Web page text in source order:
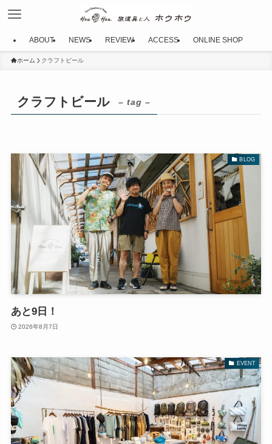
ABOUT NEWS REVIEW ACCESS ONLINE SHOP
ホーム クラフトビール
クラフトビール – tag –
BLOG
あと9日！
2026年8月7日
EVENT